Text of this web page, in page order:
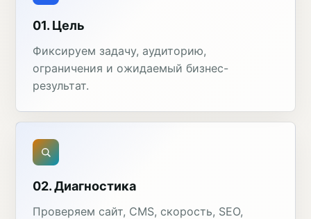
01. Цель
Фиксируем задачу, аудиторию,
ограничения и ожидаемый бизнес-
результат.
02. Диагностика
Проверяем сайт, CMS, скорость, SEO,